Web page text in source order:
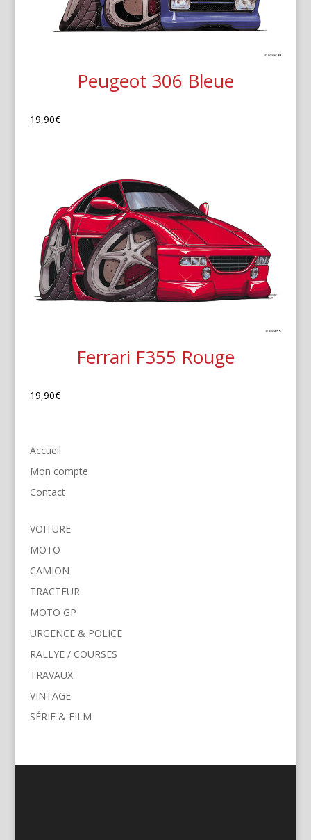
Peugeot 306 Bleue
19,90€
Ferrari F355 Rouge
19,90€
Accueil
Mon compte
Contact
VOITURE
MOTO
CAMION
TRACTEUR
MOTO GP
URGENCE & POLICE
RALLYE / COURSES
TRAVAUX
VINTAGE
SÉRIE & FILM